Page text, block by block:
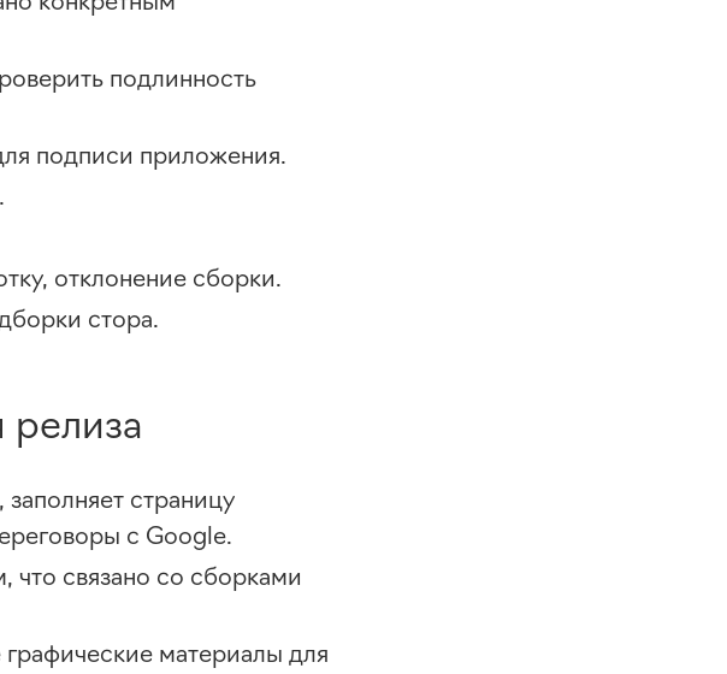
подлинность
подписи приложения.
отклонение сборки.
стора.
релиза
страницу
с Google.
что связано со сборками
материалы для